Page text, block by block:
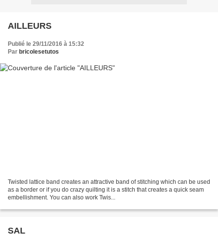
AILLEURS
Publié le 29/11/2016 à 15:32
Par bricolesetutos
Twisted lattice band creates an attractive band of stitching which can be used
as a border or if you do crazy quilting it is a stitch that creates a quick seam
embellishment. You can also work Twis...
SAL